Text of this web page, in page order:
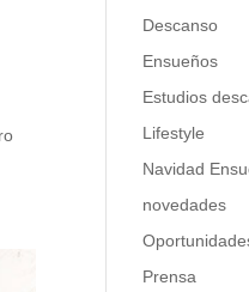
Descanso
Ensueños
Estudios
Lifestyle
Navidad
novedades
Prensa